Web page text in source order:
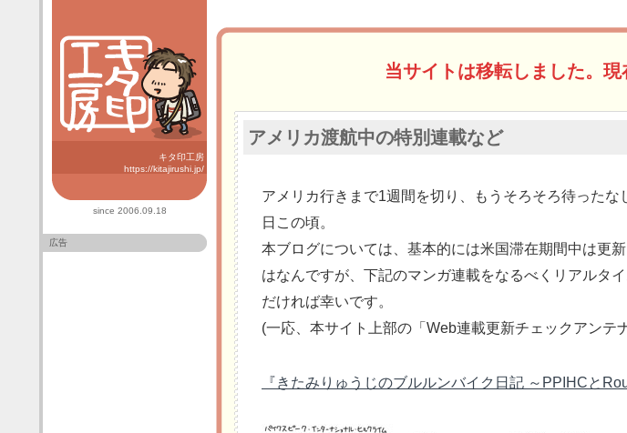
キタ印工房
https://kitajirushi.jp/
since 2006.09.18
広告
当サイトは移転しました。現
アメリカ渡航中の特別連載など
アメリカ行きまで1週間を切り、もうそろそろ待った
日この頃。
本ブログについては、基本的には米国滞在期間中は更
はなんですが、下記のマンガ連載をなるべくリアルタ
だければ幸いです。
(一応、本サイト上部の「Web連載更新チェックアンテ
『きたみりゅうじのブルルンバイク日記 ～PPIHCと